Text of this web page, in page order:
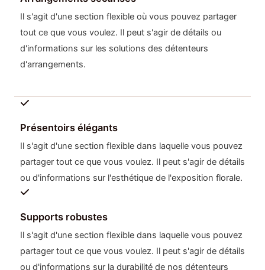
Il s'agit d'une section flexible où vous pouvez partager
tout ce que vous voulez. Il peut s'agir de détails ou
d'informations sur les solutions des détenteurs
d'arrangements.
Présentoirs élégants
Il s'agit d'une section flexible dans laquelle vous pouvez
partager tout ce que vous voulez. Il peut s'agir de détails
ou d'informations sur l'esthétique de l'exposition florale.
Supports robustes
Il s'agit d'une section flexible dans laquelle vous pouvez
partager tout ce que vous voulez. Il peut s'agir de détails
ou d'informations sur la durabilité de nos détenteurs